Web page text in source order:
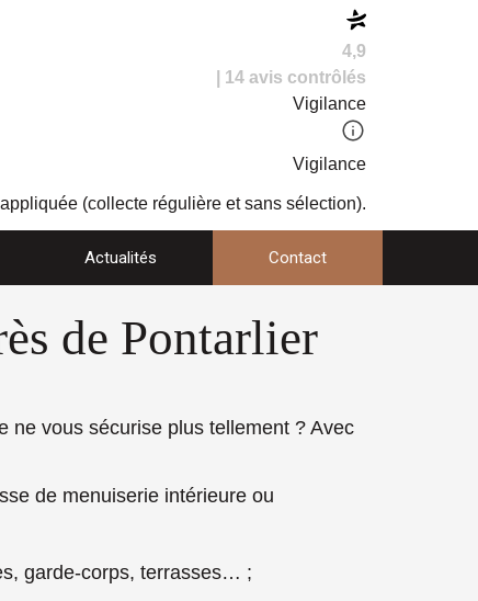
4,9
| 14 avis contrôlés
Vigilance
Vigilance
(collecte régulière et sans sélection).
Actualités Contact
de Pontarlier
ne vous sécurise plus tellement ? Avec
de menuiserie intérieure ou
garde-corps, terrasses… ;